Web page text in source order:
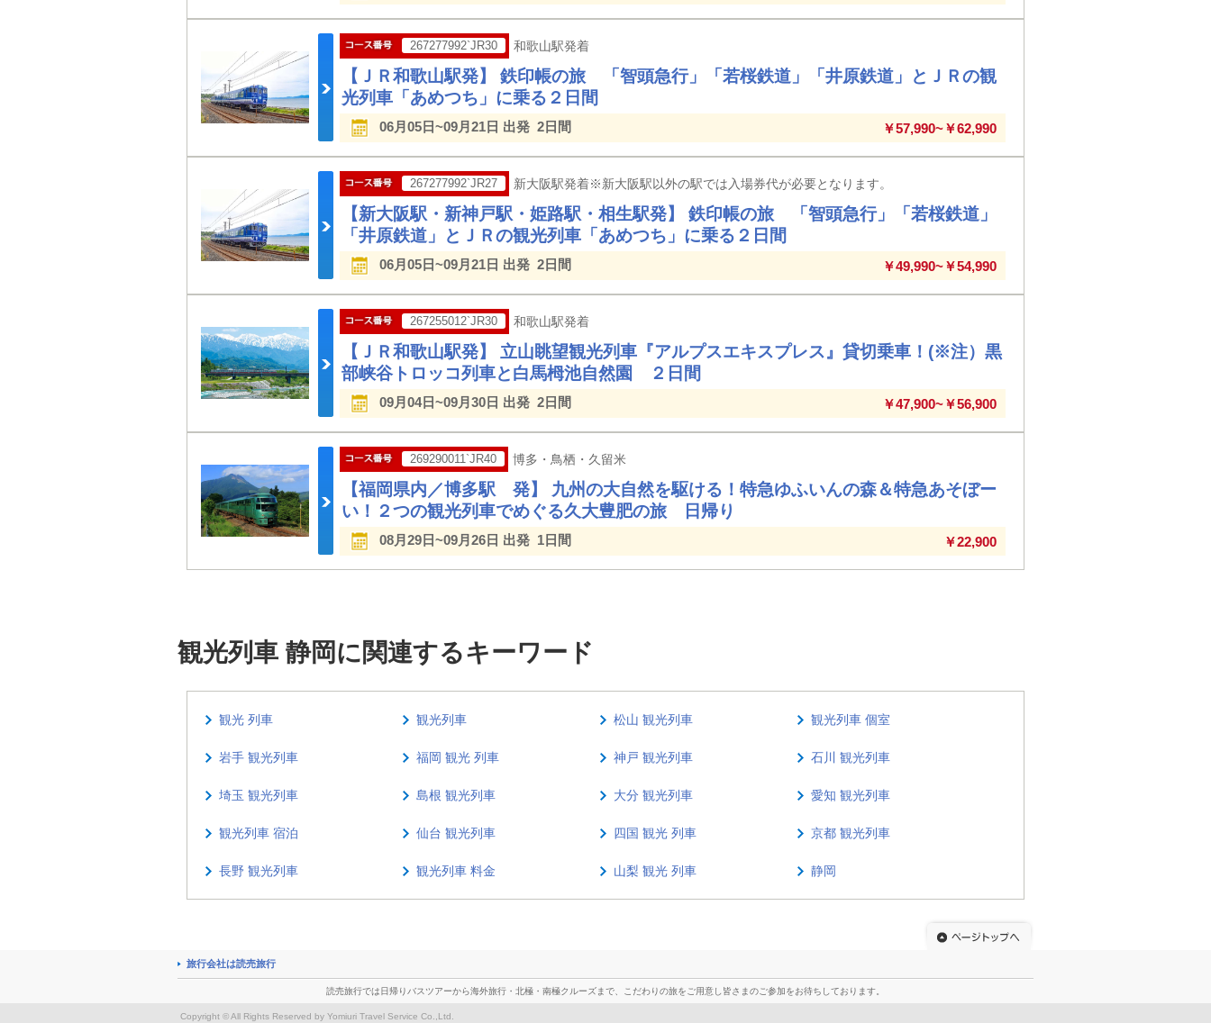
267277992`JR30 和歌山駅発着
【ＪＲ和歌山駅発】 鉄印帳の旅 「智頭急行」「若桜鉄道」「井原鉄道」とＪＲの観
光列車「あめつち」に乗る２日間
06月05日~09月21日 出発 2日間 ￥57,990~￥62,990
267277992`JR27 新大阪駅発着※新大阪駅以外の駅では入場券代が必要となります。
【新大阪駅・新神戸駅・姫路駅・相生駅発】 鉄印帳の旅 「智頭急行」「若桜鉄道」
「井原鉄道」とＪＲの観光列車「あめつち」に乗る２日間
06月05日~09月21日 出発 2日間 ￥49,990~￥54,990
267255012`JR30 和歌山駅発着
【ＪＲ和歌山駅発】 立山眺望観光列車『アルプスエキスプレス』貸切乗車！(※注）黒
部峡谷トロッコ列車と白馬栂池自然園 ２日間
09月04日~09月30日 出発 2日間 ￥47,900~￥56,900
269290011`JR40 博多・鳥栖・久留米
【福岡県内／博多駅 発】 九州の大自然を駆ける！特急ゆふいんの森＆特急あそぼー
い！２つの観光列車でめぐる久大豊肥の旅 日帰り
08月29日~09月26日 出発 1日間 ￥22,900
観光列車 静岡に関連するキーワード
観光 列車 観光列車 松山 観光列車 観光列車 個室
岩手 観光列車 福岡 観光 列車 神戸 観光列車 石川 観光列車
埼玉 観光列車 島根 観光列車 大分 観光列車 愛知 観光列車
観光列車 宿泊 仙台 観光列車 四国 観光 列車 京都 観光列車
長野 観光列車 観光列車 料金 山梨 観光 列車 静岡
旅行会社は読売旅行
読売旅行では日帰りバスツアーから海外旅行・北極・南極クルーズまで、こだわりの旅をご用意し皆さまのご参加をお待ちしております。
Copyright © All Rights Reserved by Yomiuri Travel Service Co.,Ltd.